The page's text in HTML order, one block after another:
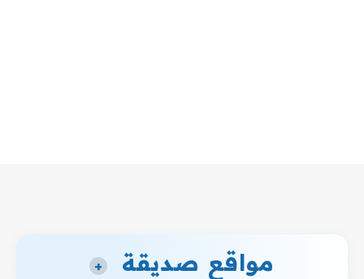
مواقع صديقة +